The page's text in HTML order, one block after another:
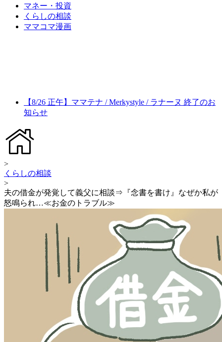
マネー・投資
くらしの相談
ママコマ漫画
【8/26 正午】ママテナ / Merkystyle / ラナーヌ 終了のお
知らせ
>
くらしの相談
>
夫の借金が発覚して義父に相談⇒『念書を書け』なぜか私が
怒鳴られ…≪お金のトラブル≫